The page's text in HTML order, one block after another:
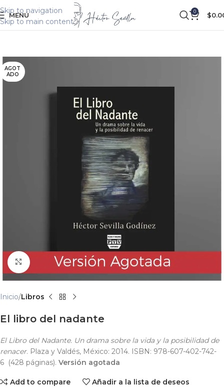
Skip to navigation
Skip to main content
MENÚ 0 $
AGOT
ADO
Click para agrandar
Inicio Libros
El libro del nadante
El Libro del Nadante. Un drama sobre la vida y la posibilidad de
renacer. Plaza y Valdés, México: 2014. ISBN: 978-607-402-742-
6 (428 páginas). Versión agotada
Add to compare Añadir a la lista de deseos